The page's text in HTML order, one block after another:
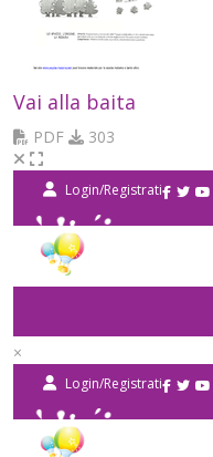
Vai alla baita
PDF 303
×